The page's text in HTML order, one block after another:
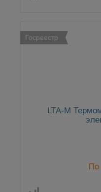
Госреестр
LTA-М
По